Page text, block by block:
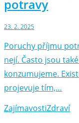
potravy
23. 2. 2025
Poruchy příjmu
nejí. Často jsou
konzumujeme.
projevuje tím,…
ZajímavostiZdraví